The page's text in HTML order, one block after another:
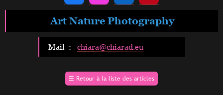
Art Nature Photography
Mail : chiara@chiarad.eu
☰ Retour à la liste des articles